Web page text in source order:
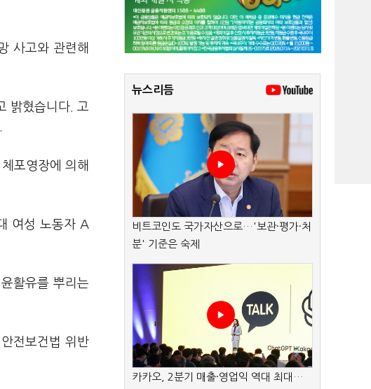
사고와 관련해
밝혔습니다. 고
포영장에 의해
여성 노동자 A
활유를 뿌리는
전보건법 위반
뉴스리듬
비트코인도 국가자산으로…'보관·평가·처
분' 기준은 숙제
카카오, 2분기 매출·영업익 역대 최대…